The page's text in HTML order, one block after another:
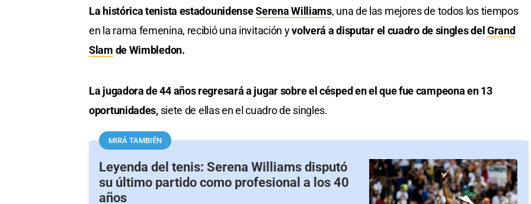
La histórica tenista estadounidenseSerena Williams, una de las mejores de todos los tiempos
en la rama femenina, recibió una invitación yvolverá a disputar el cuadro de singles delGrand
Slam de Wimbledon.
La jugadora de 44 años regresará a jugar sobre el césped en el que fue campeona en 13
oportunidades,siete de ellas en el cuadro de singles.
MIRÁ TAMBIÉN
Leyenda del tenis: Serena Williams disputó
su último partido como profesional a los 40
años